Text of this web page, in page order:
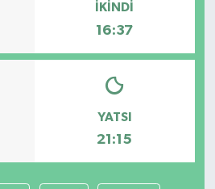
İKINDI
16:37
YATSI
21:15